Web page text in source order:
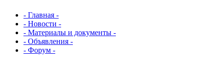
- Главная -
- Новости -
- Материалы и документы -
- Объявления -
- Форум -